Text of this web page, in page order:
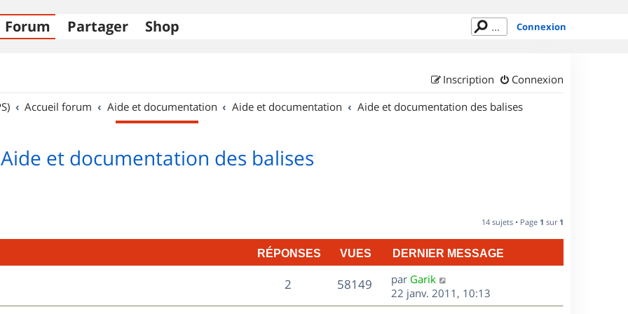
Forum Partager Shop Connexion
Connexion
Inscription
Accueil forum Aide et documentation Aide et documentation Aide et documentation des balises
Aide et documentation des balises
14 sujets • Page 1 sur 1
RÉPONSES VUES DERNIER MESSAGE
2R
é
58149V
u
D
e
r
par Garik
22 janv. 2011, 10:13